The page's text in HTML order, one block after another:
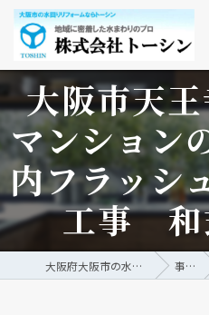
大阪市天
マンション
内フラッシ
工事 和
大阪府大阪市の水回りリフォームなら株式会社トーシン 事例/ブログ